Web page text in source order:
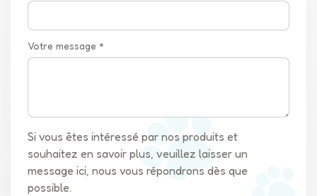
Votre message *
Si vous êtes intéressé par nos produits et
souhaitez en savoir plus, veuillez laisser un
message ici, nous vous répondrons dès que
possible.